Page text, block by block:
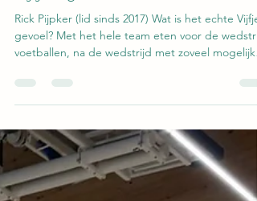
Vijfje tegen VOS nr. 4
Rick Pijpker (lid sinds 2017) Wat is het echte Vijfje-
voetballen, na de wedstrijd met zoveel mogelijk
naar de kroeg, om daar met de rest van de
overwinningspitcher of om te janken over de
wedstrijd die wéér onterecht verloren werd.
Natuurlijk de avond afsluitend bij Demdem om
vervolgens je bek te branden aan de pizza.